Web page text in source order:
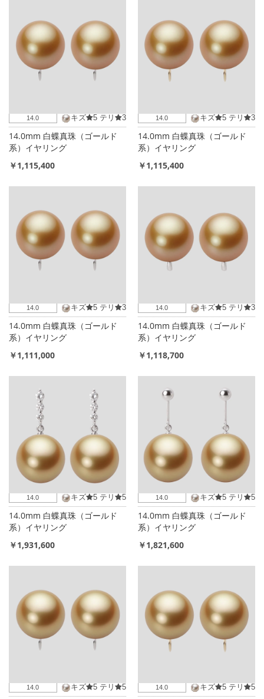
14.0 キズ 5 テリ 3
14.0mm 白蝶真珠（ゴールド
系）イヤリング
￥1,115,400
14.0 キズ 5 テリ 3
14.0mm 白蝶真珠（ゴールド
系）イヤリング
￥1,115,400
14.0 キズ 5 テリ 3
14.0mm 白蝶真珠（ゴールド
系）イヤリング
￥1,111,000
14.0 キズ 5 テリ 3
14.0mm 白蝶真珠（ゴールド
系）イヤリング
￥1,118,700
14.0 キズ 5 テリ 5
14.0mm 白蝶真珠（ゴールド
系）イヤリング
￥1,931,600
14.0 キズ 5 テリ 5
14.0mm 白蝶真珠（ゴールド
系）イヤリング
￥1,821,600
14.0 キズ 5 テリ 5 14.0 キズ 5 テリ 5